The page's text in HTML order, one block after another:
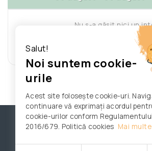
Nu s-a găsit nici un
liber pe această
Primul interval orar
© Centru Medical Hám János
Salut!
Noi suntem cookie-
urile
Acest site folosește cookie-uri.
continuare vă exprimați acordul
cookie-urilor conform
2016/679. Politică cookies Mai